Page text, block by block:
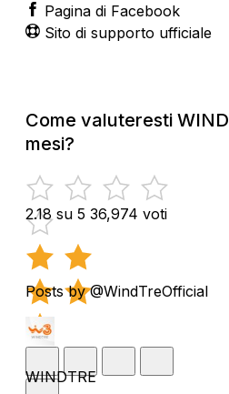
Pagina di Facebook
Sito di supporto ufficiale
Come valuteresti
mesi?
2.18 su 5 36,974 voti
Posts by @WindTreOfficial
WINDTRE